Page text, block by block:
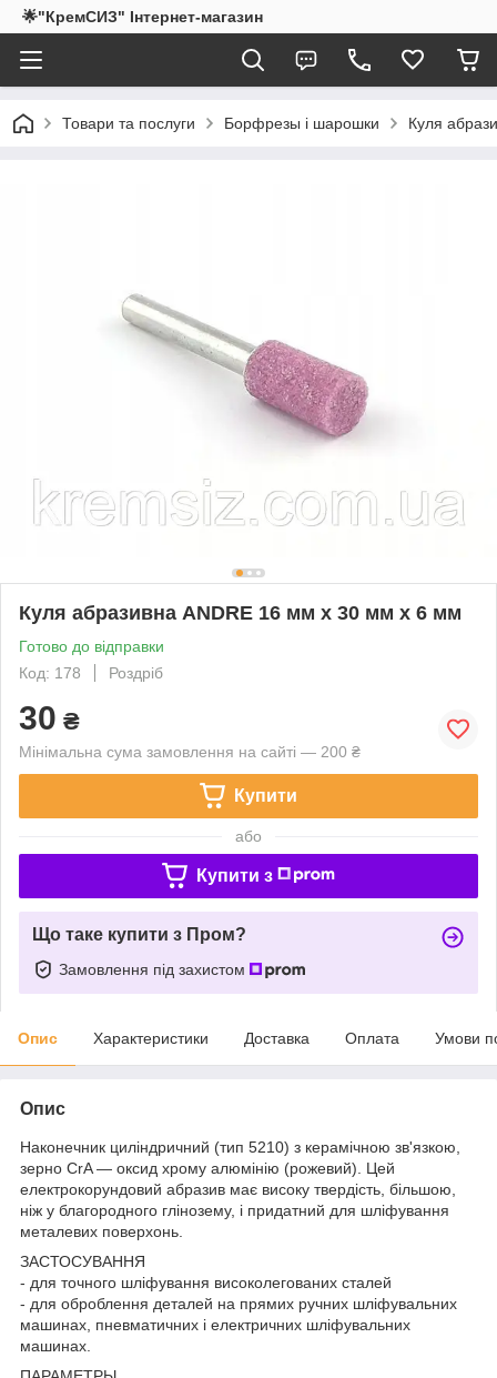
🌟"КремСИЗ" Інтернет-магазин
Товари та послуги Борфрезы і шарошки Куля
Куля абразивна ANDRE 16 мм x 30 мм x 6 мм
Готово до відправки
Код: 178
Роздріб
30 ₴
Мінімальна сума замовлення на сайті — 200 ₴
Купити
або
Купити з
Що таке купити з Пром?
Замовлення під захистом
Опис Характеристики Доставка Оплата Умови
Опис
Наконечник циліндричний (тип 5210) з керамічною зв'язкою,
зерно CrA — оксид хрому алюмінію (рожевий). Цей
електрокорундовий абразив має високу твердість, більшою,
ніж у благородного глінозему, і придатний для шліфування
металевих поверхонь.
ЗАСТОСУВАННЯ
- для точного шліфування високолегованих сталей
- для оброблення деталей на прямих ручних шліфувальних
машинах, пневматичних і електричних шліфувальних
машинах.